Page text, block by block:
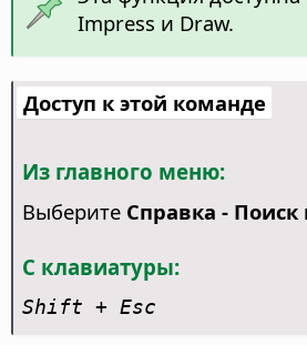
Impress и Draw.
Доступ к этой команде
Из главного меню:
Выберите Справка -
С клавиатуры:
Shift + Esc